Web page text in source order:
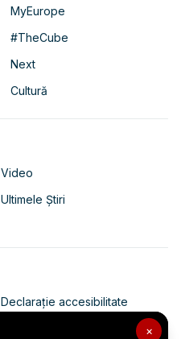
×
MyEurope
#TheCube
Next
Cultură
Video
Ultimele Știri
Declarație accesibilitate
Politica de confidențialitate